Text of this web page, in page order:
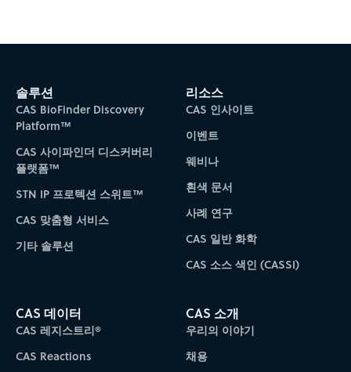
솔루션
CAS BioFinder Discovery
Platform™
CAS 사이파인더 디스커버리
플랫폼™
STN IP 프로텍션 스위트™
CAS 맞춤형 서비스
기타 솔루션
리소스
CAS 인사이트
이벤트
웨비나
흰색 문서
사례 연구
CAS 일반 화학
CAS 소스 색인 (CASSI)
CAS 데이터
CAS 레지스트리®
CAS Reactions
CAS 소개
우리의 이야기
채용